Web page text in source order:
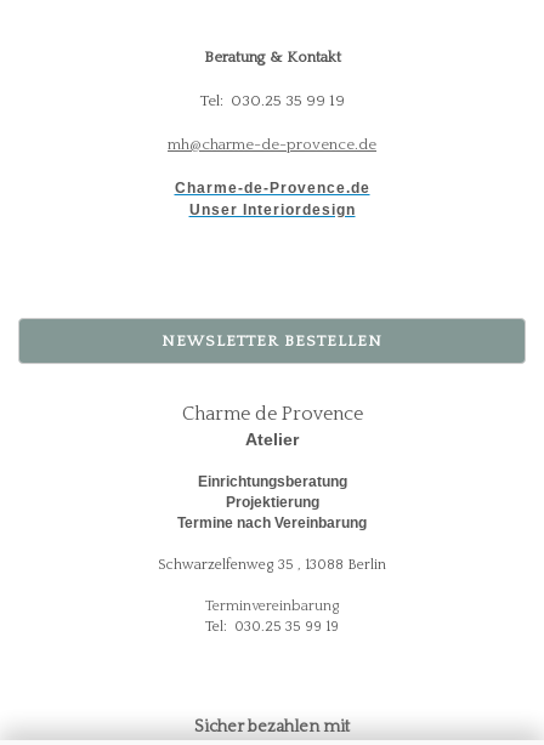
Beratung & Kontakt
Tel: 030.25 35 99 19
mh@charme-de-provence.de
Charme-de-Provence.de
Unser Interiordesign
NEWSLETTER BESTELLEN
Charme de Provence
Atelier
Einrichtungsberatung
Projektierung
Termine nach Vereinbarung
Schwarzelfenweg 35 , 13088 Berlin
Terminvereinbarung
Tel: 030.25 35 99 19
Sicher bezahlen mit